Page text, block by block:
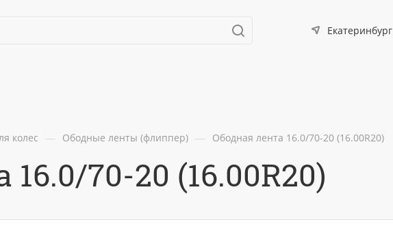
Екатеринбург
колес — Ободные ленты (флиппер) — Ободная лента 16.0/70-20 (16.00R20)
70-20 (16.00R20)